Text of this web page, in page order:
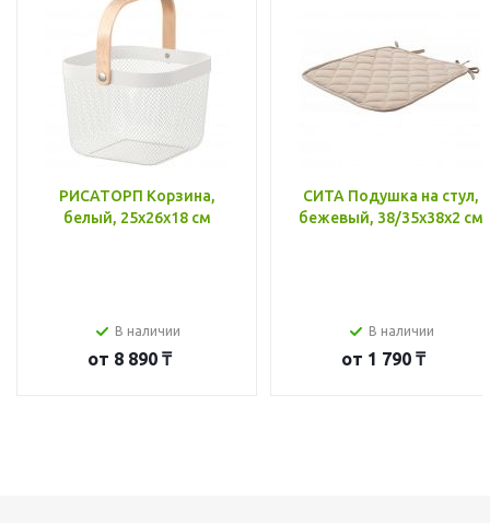
РИСАТОРП Корзина,
белый, 25x26x18 см
В наличии
от 8 890 ₸
СИТА Подушка на стул,
бежевый, 38/35x38x2 см
В наличии
от 1 790 ₸